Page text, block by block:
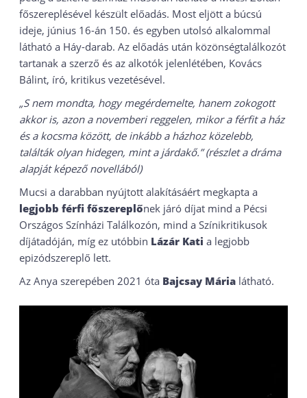
főszereplésével készült előadás. Most eljött a búcsú
ideje, június 16-án 150. és egyben utolsó alkalommal
látható a Háy-darab. Az előadás után közönségtalálkozót
tartanak a szerző és az alkotók jelenlétében, Kovács
Bálint, író, kritikus vezetésével.
„S nem mondta, hogy megérdemelte, hanem zokogott
akkor is, azon a novemberi reggelen, mikor a férfit a ház
és a kocsma között, de inkább a házhoz közelebb,
találták olyan hidegen, mint a járdakő.” (részlet a dráma
alapját képező novellából)
Mucsi a darabban nyújtott alakításáért megkapta a
legjobb férfi főszereplőnek járó díjat mind a Pécsi
Országos Színházi Találkozón, mind a Színikritikusok
díjátadóján, míg ez utóbbin Lázár Kati a legjobb
epizódszereplő lett.
Az Anya szerepében 2021 óta Bajcsay Mária látható.